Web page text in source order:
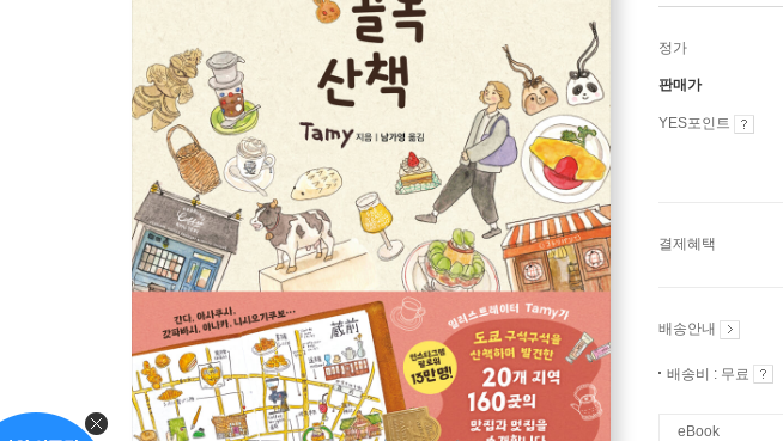
정가
판매가
YES포인트
결제혜택
배송안내
배송비 : 무료
eBook